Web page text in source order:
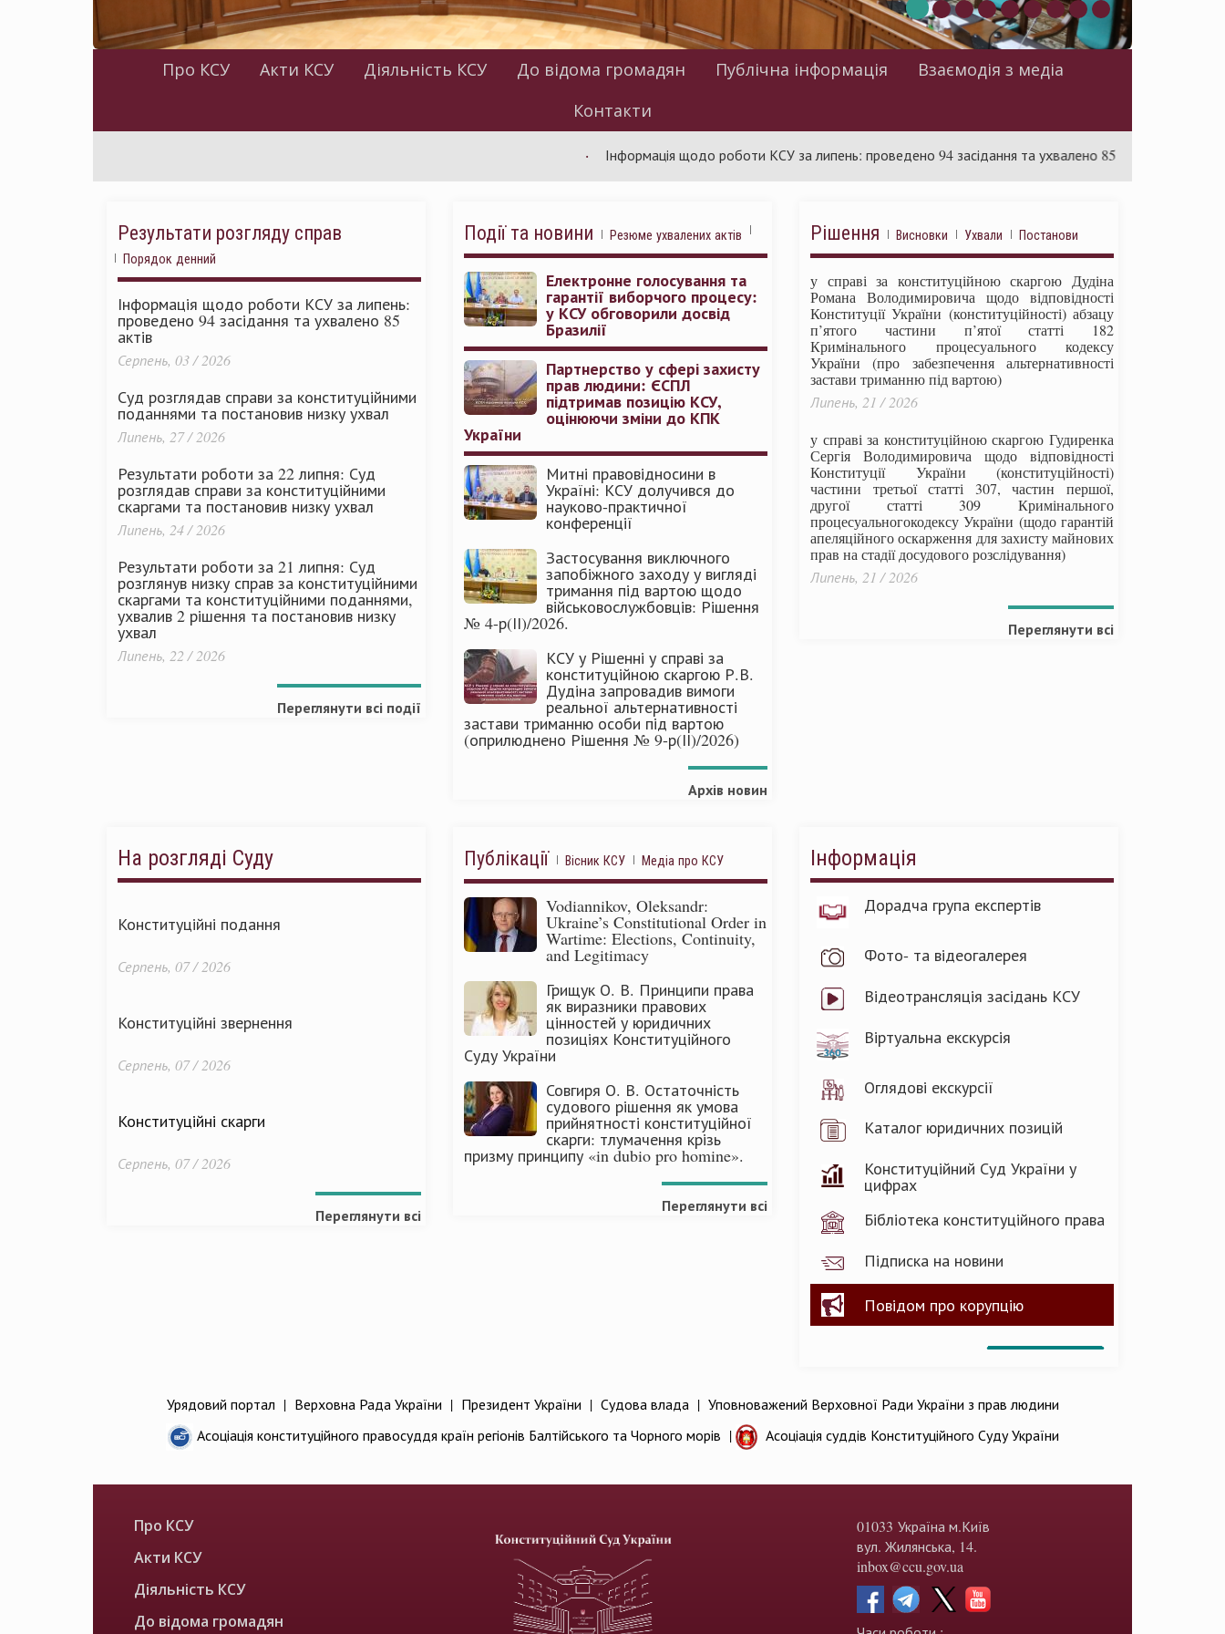
Про КСУ Акти КСУ Діяльність КСУ До відома громадян Публічна інформація
Взаємодія з медіа
Контакти
Інформація щодо роботи КСУ за липень: проведено 94 засідання та ухвалено 85 актів
Результати розгляду справ
Порядок денний
Інформація щодо роботи КСУ за липень:
проведено 94 засідання та ухвалено 85
актів
Серпень, 03 / 2026
Суд розглядав справи за конституційними
поданнями та постановив низку ухвал
Липень, 27 / 2026
Результати роботи за 22 липня: Суд
розглядав справи за конституційними
скаргами та постановив низку ухвал
Липень, 24 / 2026
Результати роботи за 21 липня: Суд
розглянув низку справ за конституційними
скаргами та конституційними поданнями,
ухвалив 2 рішення та постановив низку
ухвал
Липень, 22 / 2026
Переглянути всі події
Події та новини Резюме ухвалених актів
Електронне голосування та
гарантії виборчого процесу:
у КСУ обговорили досвід
Бразилії
Партнерство у сфері захисту
прав людини: ЄСПЛ
підтримав позицію КСУ,
оцінюючи зміни до КПК
України
Митні правовідносини в
Україні: КСУ долучився до
науково-практичної
конференції
Застосування виключного
запобіжного заходу у вигляді
тримання під вартою щодо
військовослужбовців: Рішення
№ 4-р(ІІ)/2026.
КСУ у Рішенні у справі за
конституційною скаргою Р.В.
Дудіна запровадив вимоги
реальної альтернативності
застави триманню особи під вартою
(оприлюднено Рішення № 9-р(ІІ)/2026)
Архів новин
Рішення Висновки Ухвали Постанови
у справі за конституційною скаргою Дудіна
Романа Володимировича щодо відповідності
Конституції України (конституційності) абзацу
п’ятого частини п’ятої статті 182
Кримінального процесуального кодексу
України (про забезпечення альтернативності
застави триманню під вартою)
Липень, 21 / 2026
у справі за конституційною скаргою Гудиренка
Сергія Володимировича щодо відповідності
Конституції України (конституційності)
частини третьої статті 307, частин першої,
другої статті 309 Кримінального
процесуальногокодексу України (щодо гарантій
апеляційного оскарження для захисту майнових
прав на стадії досудового розслідування)
Липень, 21 / 2026
Переглянути всі
На розгляді Суду
Конституційні подання
Серпень, 07 / 2026
Конституційні звернення
Серпень, 07 / 2026
Конституційні скарги
Серпень, 07 / 2026
Переглянути всі
Публікації Вісник КСУ Медіа про КСУ
Vodiannikov, Oleksandr:
Ukraine’s Constitutional Order in
Wartime: Elections, Continuity,
and Legitimacy
Грищук О. В. Принципи права
як виразники правових
цінностей у юридичних
позиціях Конституційного
Суду України
Совгиря О. В. Остаточність
судового рішення як умова
прийнятності конституційної
скарги: тлумачення крізь
призму принципу «in dubio pro homine».
Переглянути всі
Інформація
Дорадча група експертів
Фото- та відеогалерея
Відеотрансляція засідань КСУ
Віртуальна екскурсія
Оглядові екскурсії
Каталог юридичних позицій
Конституційний Суд України у
цифрах
Бібліотека конституційного права
Підписка на новини
Повідом про корупцію
Урядовий портал | Верховна Рада України | Президент України | Судова влада | Уповноважений Верховної Ради України з прав людини
Асоціація конституційного правосуддя країн регіонів Балтійського та Чорного морів | Асоціація суддів Конституційного Суду України
Про КСУ
Акти КСУ
Діяльність КСУ
До відома громадян
01033 Україна м.Київ
вул. Жилянська, 14.
inbox@ccu.gov.ua